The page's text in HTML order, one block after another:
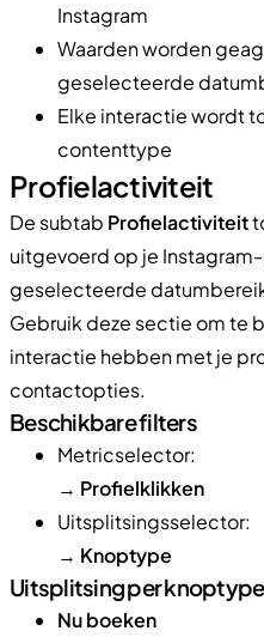
Instagram
Waarden worden
geselecteerde
Elke interactie wordt
contenttype
Profielactiviteit
De subtab Profielactiviteit
uitgevoerd op je
geselecteerde
Gebruik deze sectie om te
interactie hebben met je
contactopties.
Beschikbare filters
Metricselector:
→ Profielklikken
Uitsplitsingsselector:
→ Knoptype
Uitsplitsing per knoptype
Nu boeken